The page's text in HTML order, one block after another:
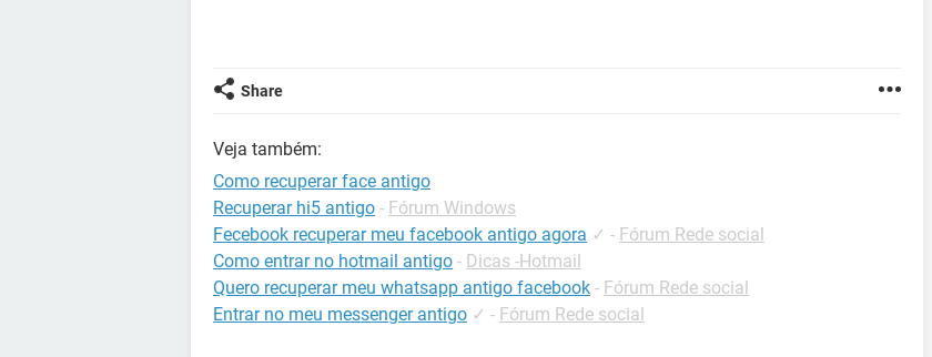
Share
Veja também:
Como recuperar face antigo
Recuperar hi5 antigo - Fórum Windows
Fecebook recuperar meu facebook antigo agora ✓ - Fórum Rede social
Como entrar no hotmail antigo - Dicas -Hotmail
Quero recuperar meu whatsapp antigo facebook - Fórum Rede social
Entrar no meu messenger antigo ✓ - Fórum Rede social